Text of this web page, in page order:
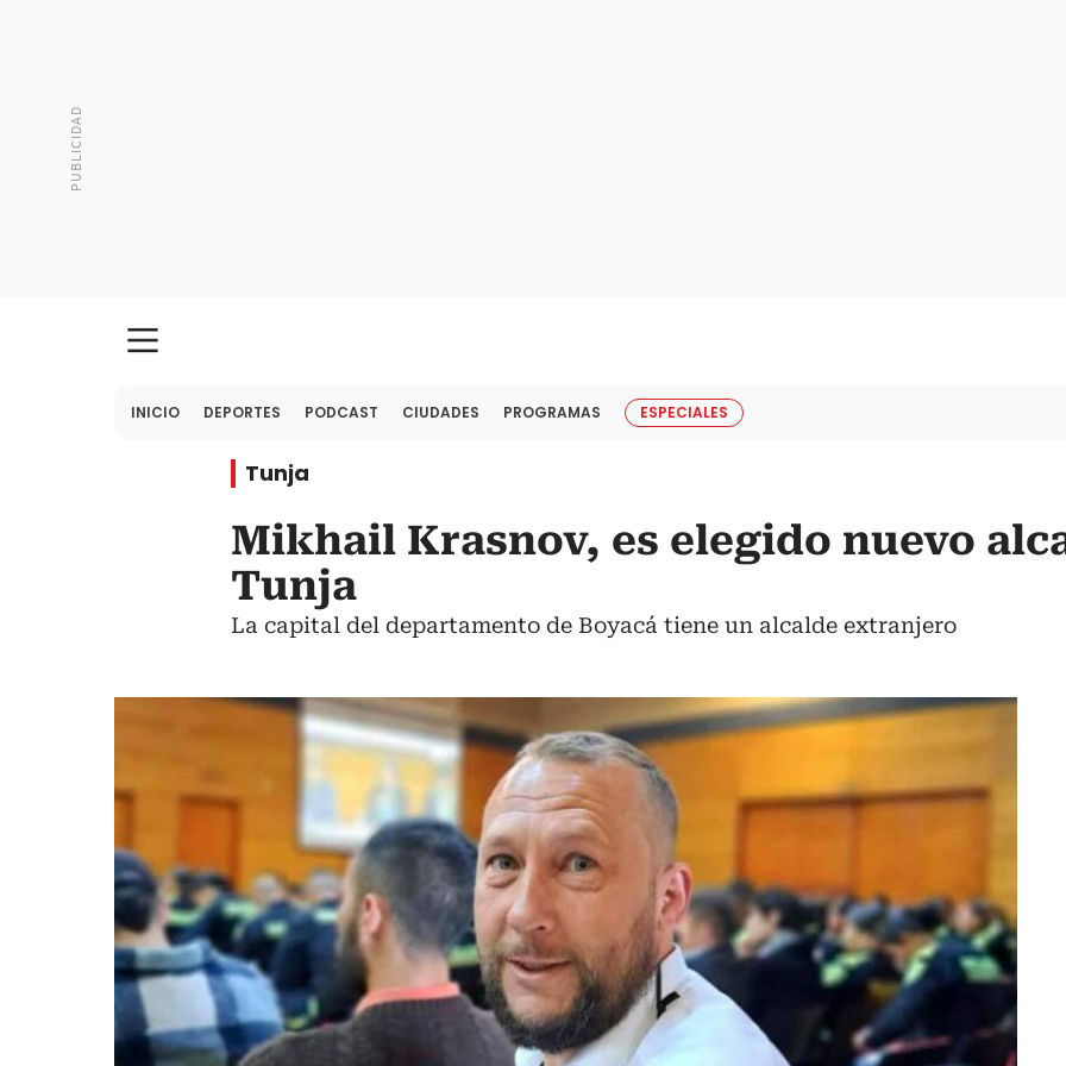
INICIO DEPORTES PODCAST CIUDADES PROGRAMAS ESPECIALES
Tunja
Mikhail Krasnov, es elegido nuevo
Tunja
La capital del departamento de Boyacá tiene un alcalde extranjero